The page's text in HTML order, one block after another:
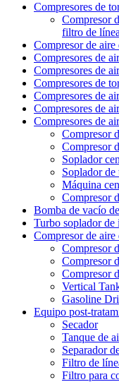
Compresores de
Compresor
filtro de
Compresor de
Compresores de
Compresores de
Compresores de
Compresores de
Compresores de
Compresores de
Compresor
Compresor
Soplador
Soplador
Máquina
Compresor
Bomba de vacío
Turbo soplador de
Compresor de aire
Compresor
Compresor
Compresor
Vertical
Gasoline
Equipo post-
Secador
Tanque de
Separador
Filtro de
Filtro para